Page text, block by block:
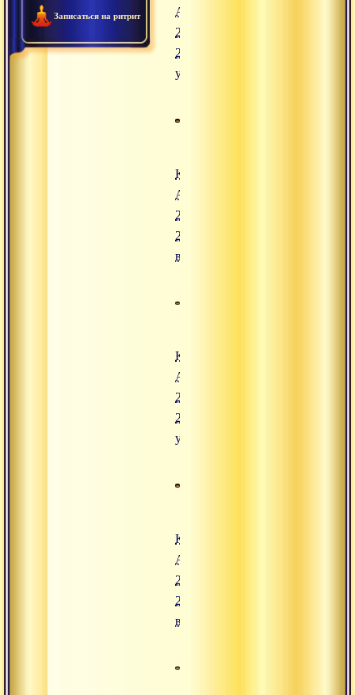
Записаться на ритрит
Адвайты.
25 июля
2008,
утро
Конгресс
Адвайты.
24 июля
2008,
вечер
Конгресс
Адвайты.
24 июля
2008,
утро
Конгресс
Адвайты.
23 июля
2008,
вечер